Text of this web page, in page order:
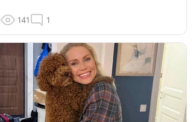
141 1